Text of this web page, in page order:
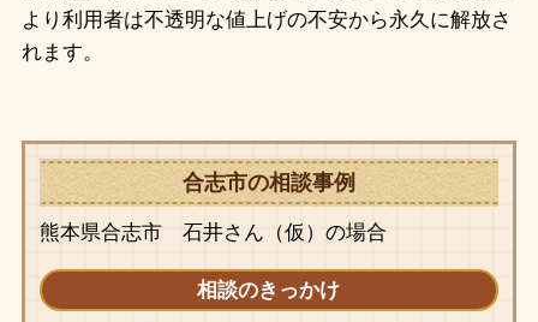
より利用者は不透明な値上げの不安から永久に解放さ
れます。
合志市の相談事例
熊本県合志市 石井さん（仮）の場合
相談のきっかけ